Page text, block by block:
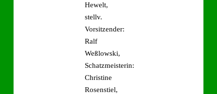
Hewelt,
stellv.
Vorsitzender:
Ralf
Weßlowski,
Schatzmeisterin:
Christine
Rosenstiel,